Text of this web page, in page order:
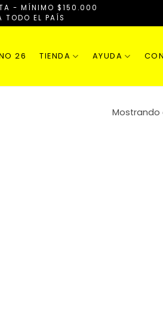
- MÍNIMO $150.000
TODO EL PAÍS
26 TIENDA AYUDA
Mostrando